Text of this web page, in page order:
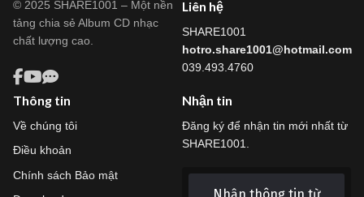
© 2025 SHARE1001 – Một nền
tảng chia sẻ Album CD nhạc
chất lượng cao.
Liên hệ
SHARE1001
hotro.share1001@hotmail.com
039.493.4760
Thông tin
Về chúng tôi
Điều khoản
Chính sách Bảo mật
Nhận tin
Đăng ký để nhận tin mới nhất từ
SHARE1001.